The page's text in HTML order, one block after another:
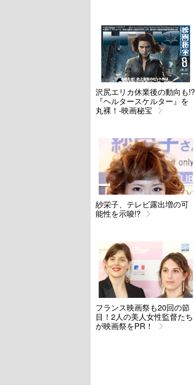
沢尻エリカ休業後の動向も!?
『ヘルタースケルター』を
丸裸！-映画秘宝
紗栄子、テレビ露出増の可
能性を示唆!?
フランス映画祭も20回の節
目！2人の美人女性監督たち
が映画祭をPR！